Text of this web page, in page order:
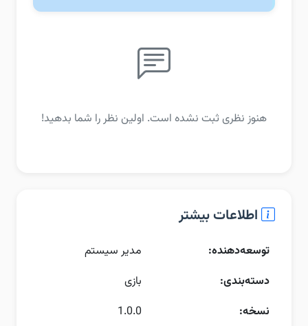
هنوز نظری ثبت نشده است. اولین نظر را شما بدهید!
اطلاعات بیشتر
توسعه‌دهنده:
مدیر سیستم
دسته‌بندی:
بازی
نسخه:
1.0.0